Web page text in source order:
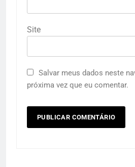
Site
Salvar meus dados neste
próxima vez que eu comentar.